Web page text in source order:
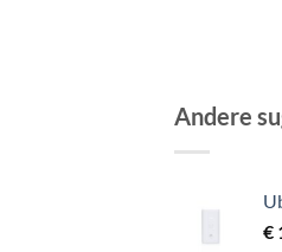
Andere
€